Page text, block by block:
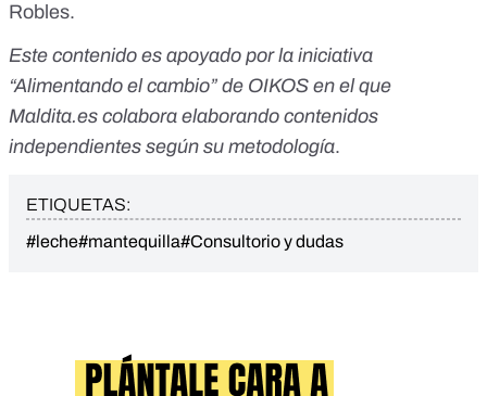
Robles.
Este contenido es apoyado por la iniciativa
“Alimentando el cambio” de OIKOS en el que
Maldita.es colabora elaborando contenidos
independientes según su metodología.
ETIQUETAS:
#leche#mantequilla#Consultorio y dudas